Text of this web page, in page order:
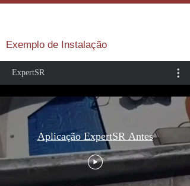
Exemplo de Instalação
ExpertSR
Aplicação ExpertSR Antes